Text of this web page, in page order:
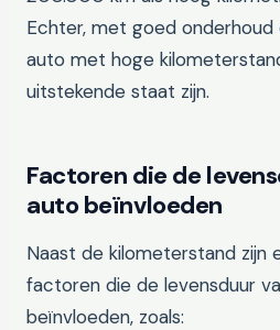
Echter, met goed onderhoud
auto met hoge
uitstekende staat zijn.
Factoren die de
auto beïnvloeden
Naast de kilometerstand zijn
factoren die de levensduur
beïnvloeden, zoals: